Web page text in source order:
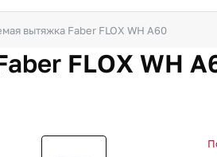
вытяжка Faber FLOX WH A60
FLOX WH